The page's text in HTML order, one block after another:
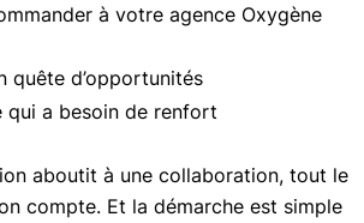
à votre agence Oxygène
quête d’opportunités
qui a besoin de renfort
aboutit à une collaboration, tout le
compte. Et la démarche est simple